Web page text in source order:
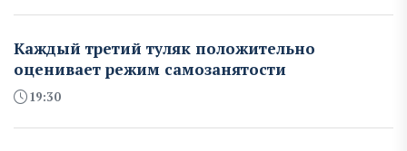
Каждый третий туляк положительно
оценивает режим самозанятости
19:30